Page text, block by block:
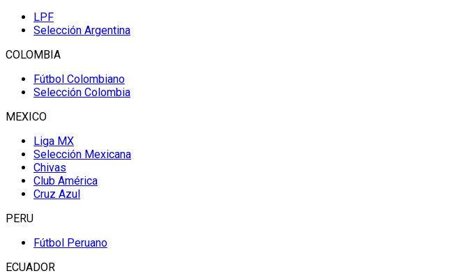
LPF
Selección Argentina
COLOMBIA
Fútbol Colombiano
Selección Colombia
MEXICO
Liga MX
Selección Mexicana
Chivas
Club América
Cruz Azul
PERU
Fútbol Peruano
ECUADOR